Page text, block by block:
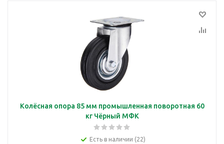
Колёсная опора 85 мм промышленная поворотная 60
кг Чёрный МФК
Есть в наличии (22)